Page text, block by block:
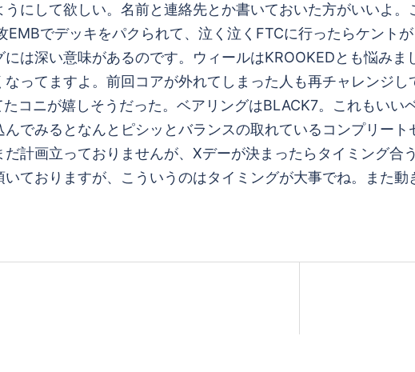
にして欲しい。名前と連絡先とか書いておいた方がいいよ
EMBでデッキをパクられて、泣く泣くFTCに行ったらケント
には深い意味があるのです。ウィールはKROOKEDとも悩み
ってますよ。前回コアが外れてしまった人も再チャレンジ
コニが嬉しそうだった。ベアリングはBLACK7。これもいい
でみるとなんとピシッとバランスの取れているコンプリー
だ計画立っておりませんが、Xデーが決まったらタイミング
ておりますが、こういうのはタイミングが大事でね。また動